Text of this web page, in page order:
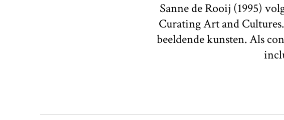
Sanne de Rooij (1995)
Curating Art and
beeldende kunsten. Als